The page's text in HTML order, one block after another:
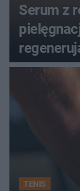
Serum z
TENIS